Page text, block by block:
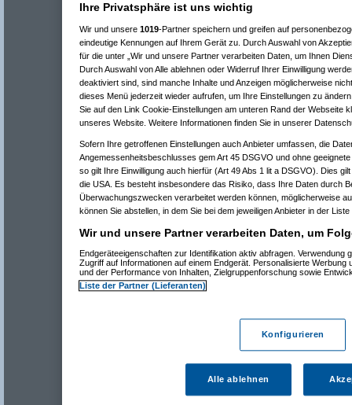
Ihre Privatsphäre ist uns wichtig
Wir und unsere 1019-Partner speichern und greifen auf
eindeutige Kennungen auf Ihrem Gerät zu. Durch Auswahl von
für die unter „Wir und unsere Partner verarbeiten Daten, um Ihnen
Durch Auswahl von Alle ablehnen oder Widerruf Ihrer Einwilligung
deaktiviert sind, sind manche Inhalte und Anzeigen möglicherweise
dieses Menü jederzeit wieder aufrufen, um Ihre Einstellungen zu
Sie auf den Link Cookie-Einstellungen am unteren Rand der Webseite
unseres Website. Weitere Informationen finden Sie in unserer
Sofern Ihre getroffenen Einstellungen auch Anbieter umfassen, die
Angemessenheitsbeschlusses gem Art 45 DSGVO und ohne
so gilt Ihre Einwilligung auch hierfür (Art 49 Abs 1 lit a DSGVO). Dies
die USA. Es besteht insbesondere das Risiko, dass Ihre Daten durch
Überwachungszwecken verarbeitet werden können, möglicherweise
können Sie abstellen, in dem Sie bei dem jeweiligen Anbieter in der
Wir und unsere Partner verarbeiten Daten, um
Endgeräteeigenschaften zur Identifikation aktiv abfragen. Verwendung
Zugriff auf Informationen auf einem Endgerät. Personalisierte Werbung
und der Performance von Inhalten, Zielgruppenforschung sowie
Liste der Partner (Lieferanten)
Konfigurieren
Alle ablehnen